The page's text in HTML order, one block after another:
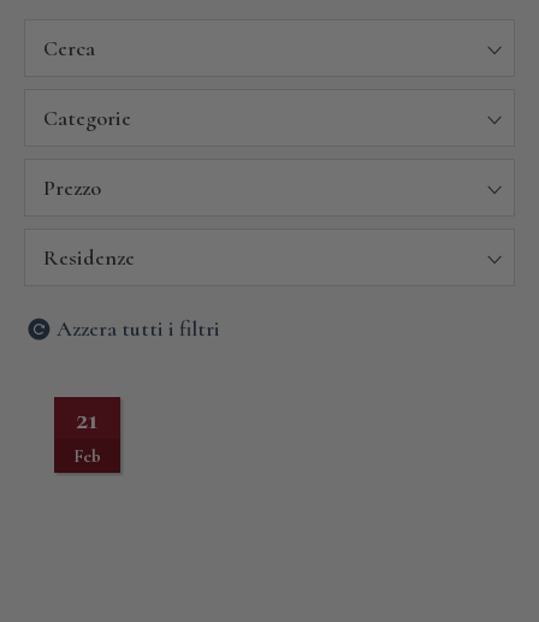
Cerca
Categorie
Prezzo
Residenze
Azzera tutti i filtri
21
Feb